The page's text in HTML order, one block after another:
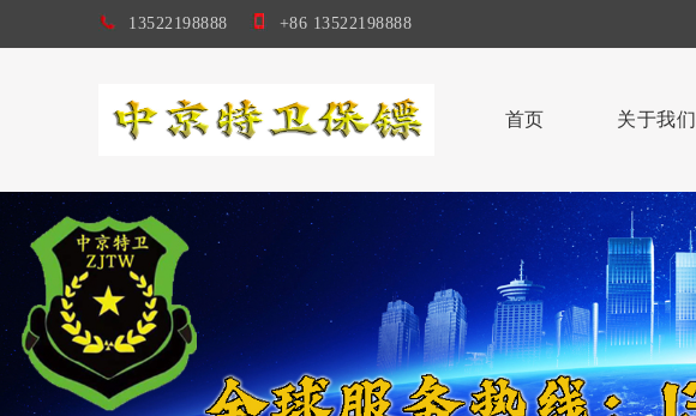
13522198888 +86 13522198888
首页 关于我们